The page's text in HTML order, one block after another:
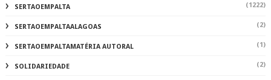
SERTAOEMPALTA (1222)
SERTAOEMPALTAALAGOAS (2)
SERTAOEMPALTAMATÉRIA AUTORAL (1)
SOLIDARIEDADE (2)